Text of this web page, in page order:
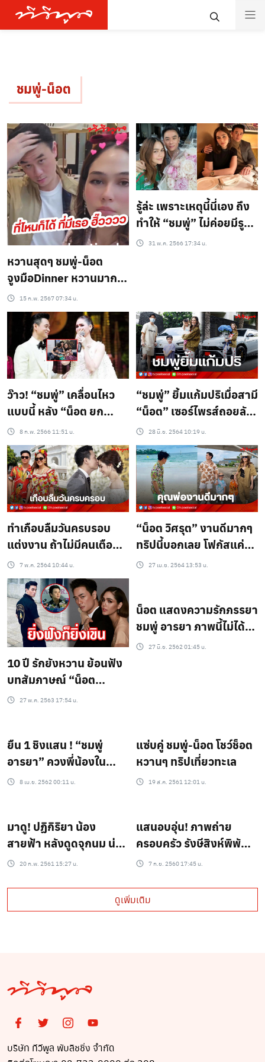
ชมพู่-น็อต
หวานสุดๆ ชมพู่-น็อต
จูงมือDinner หวานมาก
สุดๆ (ชมคลิป)
15 ก.พ. 2567 07:34 น.
รู้ล่ะ เพราะเหตุนี้นี่เอง ถึง
ทำให้ “ชมพู่” ไม่ค่อยมีรูปคู่
สามี31 พ.ค. 2566 17:34 น.
ว๊าว! “ชมพู่” เคลื่อนไหว
แบบนี้ หลัง “น็อต ยก
มรดกหมื่นล้านให้!!
8 ก.พ. 2566 11:51 น.
“ชมพู่” ยิ้มแก้มปริเมื่อสามี
“น็อต” เซอร์ไพรส์ถอยลัม
โบกินี่ป้ายแดงให้
28 มิ.ย. 2564 10:19 น.
ทำเกือบลืมวันครบรอบ
แต่งงาน ถ้าไม่มีคนเตือน
“ชมพู่ อารยา” แอบ
สารภาพผิด “น็อต วิศรุต”
7 พ.ค. 2564 10:44 น.
“น็อต วิศรุต” งานดีมากๆ
ทริปนี้บอกเลย โฟกัสแค่
“ชมพู่ อารยา” ไม่ได้จริงๆ
27 เม.ย. 2564 13:53 น.
10 ปี รักยังหวาน ย้อนฟัง
บทสัมภาษณ์ “น็อต
วิศรุต” บอกรัก “ชมพู่”
27 พ.ค. 2563 17:54 น.
น็อต แสดงความรักภรรยา
ชมพู่ อารยา ภาพนี้ไม่ได้
เห็นกันง่ายๆ
27 มิ.ย. 2562 01:45 น.
ยืน 1 ชิงแสน ! “ชมพู่
อารยา” ควงพี่น้องใน
สังกัด จัดงานเทพีมหา
8 เม.ย. 2562 00:11 น.
แซ่บคู่ ชมพู่-น็อต โชว์ช็อต
หวานๆ ทริปเที่ยวทะเล
19 ส.ค. 2561 12:01 น.
มาดู! ปฏิกิริยา น้อง
สายฟ้า หลังดูดจุกนม น่า
เอ็นดูเว่อร์! #จุดจบของ
20 ก.พ. 2561 15:27 น.
แสนอบอุ่น! ภาพถ่าย
ครอบครัว รังษีสิงห์พิพัฒน์
กับ น้องสายฟ้า&พายุ
7 ก.ย. 2560 17:45 น.
ดูเพิ่มเติม
บริษัท ทีวีพูล พับลิชชิ่ง จำกัด